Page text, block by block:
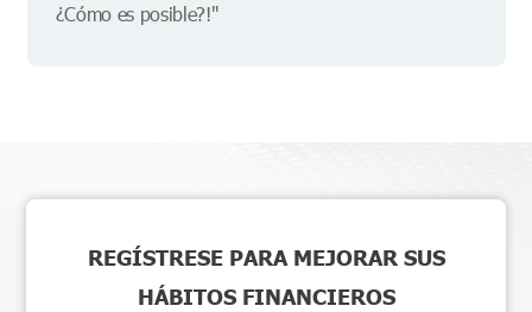
¿Cómo es posible?!"
REGÍSTRESE PARA MEJORAR SUS
HÁBITOS FINANCIEROS